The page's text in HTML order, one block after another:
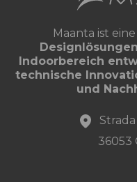
Maanta ist
Indoorbereich
technische
und
Strada
36053